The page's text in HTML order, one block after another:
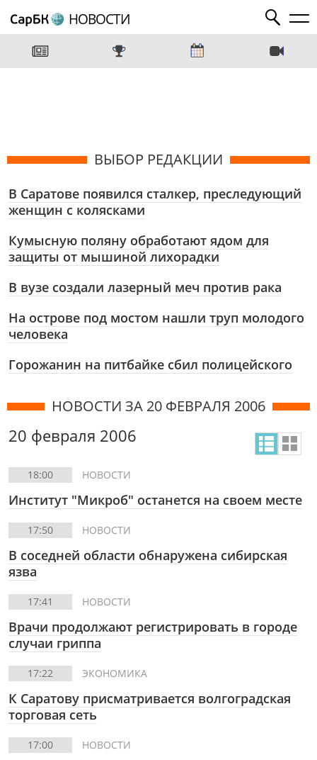
НОВОСТИ
ВЫБОР РЕДАКЦИИ
В Саратове появился сталкер, преследующий
женщин с колясками
Кумысную поляну обработают ядом для
защиты от мышиной лихорадки
В вузе создали лазерный меч против рака
На острове под мостом нашли труп молодого
человека
Горожанин на питбайке сбил полицейского
НОВОСТИ ЗА 20 ФЕВРАЛЯ 2006
20 февраля 2006
18:00 НОВОСТИ
Институт "Микроб" останется на своем месте
17:50 НОВОСТИ
В соседней области обнаружена сибирская
язва
17:41 НОВОСТИ
Врачи продолжают регистрировать в городе
случаи гриппа
17:22 ЭКОНОМИКА
К Саратову присматривается волгоградская
торговая сеть
17:00 НОВОСТИ